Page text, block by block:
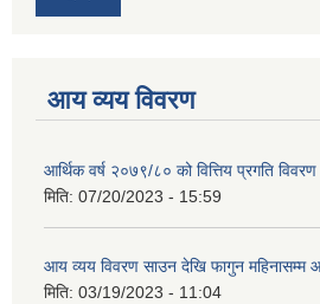
आय व्यय विवरण
आर्थिक वर्ष २०७९/८० को वित्तिय प्रगति विवरण
मिति: 07/20/2023 - 15:59
आय व्यय विवरण साउन देखि फागुन
मिति: 03/19/2023 - 11:04